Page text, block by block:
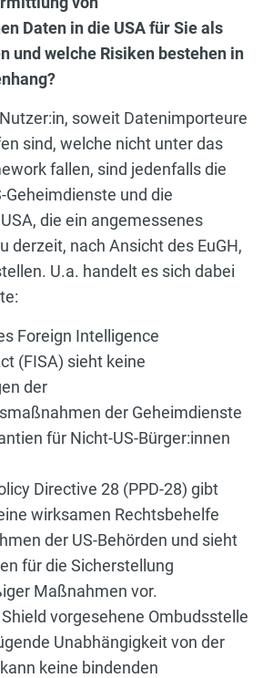
Daten in die USA für Sie als
und welche Risiken bestehen in
soweit Datenimporteure
sind, welche nicht unter das
fallen, sind jedenfalls die
Geheimdienste und die
die ein angemessenes
derzeit, nach Ansicht des EuGH,
U.a. handelt es sich dabei
Foreign Intelligence
(FISA) sieht keine
der
der Geheimdienste
für Nicht-US-Bürger:innen
Directive 28 (PPD-28) gibt
wirksamen Rechtsbehelfe
der US-Behörden und sieht
für die Sicherstellung
Maßnahmen vor.
vorgesehene Ombudsstelle
Unabhängigkeit von der
keine bindenden